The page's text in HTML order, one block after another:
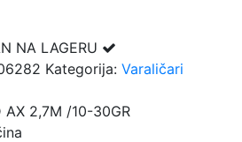
NA LAGERU
Kategorija: Varaličari
AX 2,7M /10-30GR